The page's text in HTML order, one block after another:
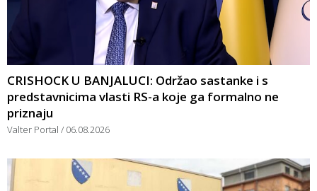
CRISHOCK U BANJALUCI: Održao sastanke i s
predstavnicima vlasti RS-a koje ga formalno ne
priznaju
Valter Portal 06.08.2026